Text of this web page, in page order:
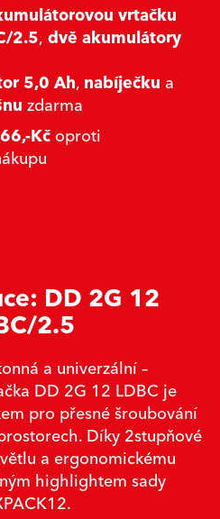
vrtačku
2.5,dvě akumulátory
5,0 Ah,nabíječkua
zdarma
Kčoproti
DD 2G 12
2.5
a univerzální –
DD 2G 12 LDBC je
pro přesné šroubování
Díky 2stupňové
a ergonomickému
highlightem sady